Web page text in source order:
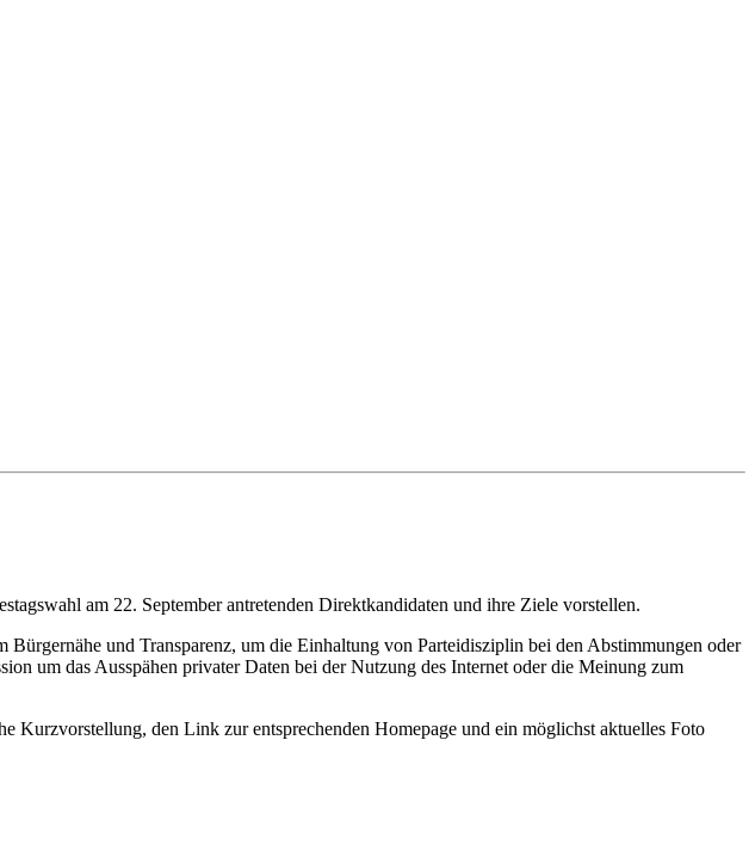
am 22. September antretenden Direktkandidaten und ihre Ziele vorstellen.
und Transparenz, um die Einhaltung von Parteidisziplin bei den Abstimmungen oder
um das Ausspähen privater Daten bei der Nutzung des Internet oder die Meinung zum
den Link zur entsprechenden Homepage und ein möglichst aktuelles Foto